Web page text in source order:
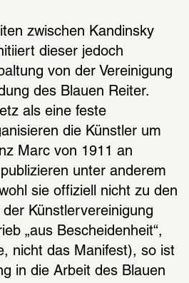
zwischen Kandinsky
dieser jedoch
von der Vereinigung
des Blauen Reiter.
als eine feste
die Künstler um
Marc von 1911 an
unter anderem
sie offiziell nicht zu den
Künstlervereinigung
„aus Bescheidenheit“,
nicht das Manifest), so ist
in die Arbeit des Blauen